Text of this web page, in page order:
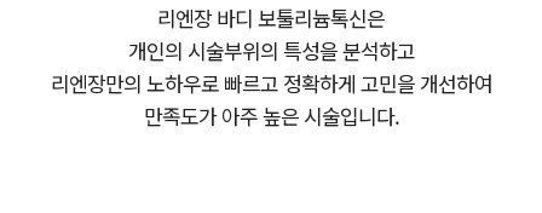
리엔장 바디 보툴리늄톡신은
개인의 시술부위의 특성을 분석하고
리엔장만의 노하우로 빠르고 정확하게 고민을 개선하여
만족도가 아주 높은 시술입니다.